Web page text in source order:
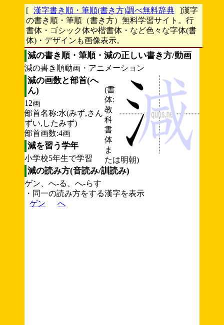
[ 漢字書き順・筆順(書き方)調べ無料辞典 ]漢字
の書き順・筆順（書き方）無料学習サイト。行
書体・ゴシック体や楷書体・など色々な字体(書
体)・デザインも画像表示。
減の書き順・筆順・減の正しい書き方/動画
減の書き順動画・アニメーション
(書
体:
教
科
書
体
ま
たは明朝)
減の画数と部首(へ
ん)
12画
部首名称:水(みず,さん
ずい,したみず)
部首画数:4画
減を習う学年
小学校5年生で学習
減の読み方(音読み/訓読み)
ゲン、へ-る、へ-らす
・同一の読み方をする漢字を表示
ゲン
へ